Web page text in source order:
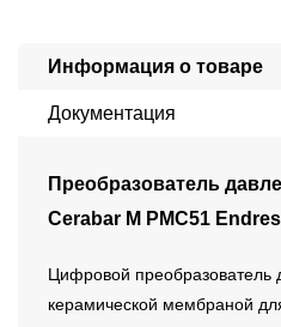
Информация о товаре
Документация
Преобразователь
Cerabar M PMC51
Цифровой преобразователь
керамической мембраной